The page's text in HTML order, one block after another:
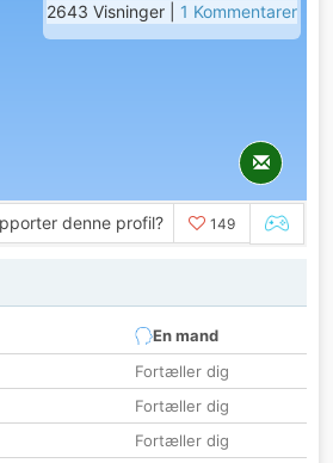
2643 Visninger | 1 Kommentarer
denne profil? 149
En mand
Fortæller dig
Fortæller dig
Fortæller dig